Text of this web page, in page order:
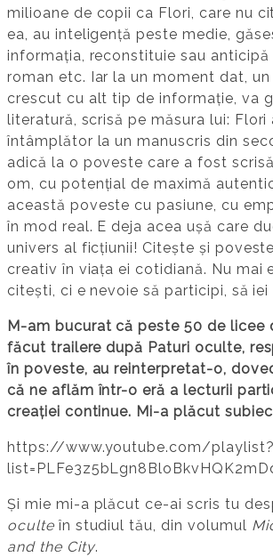
milioane de copii ca Flori, care nu
ea, au inteligență peste medie,
informația, reconstituie sau anticipă
roman etc. Iar la un moment dat,
crescut cu alt tip de informație, va
literatură, scrisă pe măsura lui: Flori
întâmplător la un manuscris din
adică la o poveste care a fost
om, cu potențial de maximă
această poveste cu pasiune, cu
în mod real. E deja acea ușă care
univers al ficțiunii! Citește și
creativ în viața ei cotidiană. Nu mai
citești, ci e nevoie să participi, să
M-am bucurat că peste 50 de licee
făcut trailere după Paturi oculte,
în poveste, au reinterpretat-o,
că ne aflăm într-o eră a lecturii
creației continue. Mi-a plăcut
https://www.youtube.com/playlist?
Și mie mi-a plăcut ce-ai scris tu
oculteîn studiul tău, din volumul
and the City.